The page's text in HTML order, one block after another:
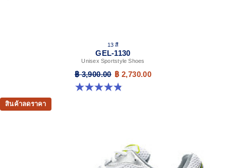
13 สี
GEL-1130
Unisex Sportstyle Shoes
฿ 3,900.00 ฿ 2,730.00
4.8 จาก 5 ดาว 398 รีวิว
สินค้าลดราคา